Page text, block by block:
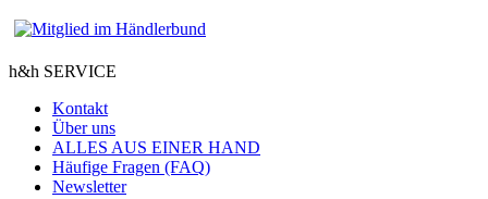
h&h SERVICE
Kontakt
Über uns
ALLES AUS EINER HAND
Häufige Fragen (FAQ)
Newsletter